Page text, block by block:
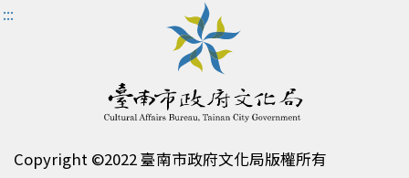
:::
Copyright ©2022 臺南市政府文化局版權所有